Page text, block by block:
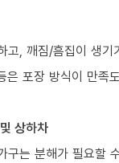
고, 깨짐/흠집이 생
은 포장 방식이 만족
상하차
구는 분해가 필요할